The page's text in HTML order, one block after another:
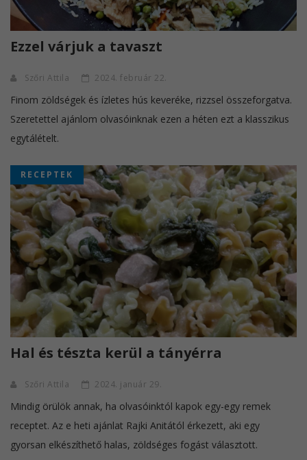
Ezzel várjuk a tavaszt
Szőri Attila 2024. február 22.
Finom zöldségek és ízletes hús keveréke, rizzsel összeforgatva.
Szeretettel ajánlom olvasóinknak ezen a héten ezt a klasszikus
egytálételt.
RECEPTEK
Hal és tészta kerül a tányérra
Szőri Attila 2024. január 29.
Mindig örülök annak, ha olvasóinktól kapok egy-egy remek
receptet. Az e heti ajánlat Rajki Anitától érkezett, aki egy
gyorsan elkészíthető halas, zöldséges fogást választott.